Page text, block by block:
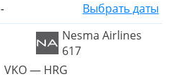
-
Выбрать даты
Nesma Airlines
617
VKO — HRG